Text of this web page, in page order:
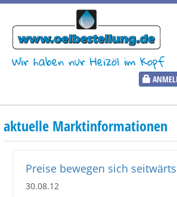
Wir haben nur Heizöl im Kopf
Heizölpreise
Aktueller Heizölpreis
aktuelle Marktinformationen
Preise bewegen sich seitwärts
30.08.12